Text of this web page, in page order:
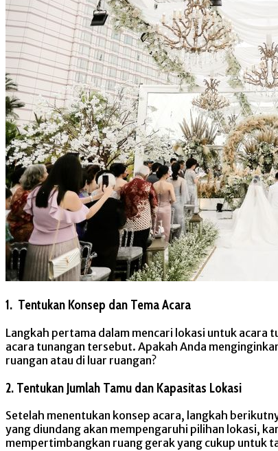
1. Tentukan Konsep dan Tema Acara
Langkah pertama dalam mencari lokasi untuk acara
acara tunangan tersebut. Apakah Anda
ruangan atau di luar ruangan?
2. Tentukan Jumlah Tamu dan Kapasitas Lokasi
Setelah menentukan konsep acara, langkah
yang diundang akan mempengaruhi pilihan lokasi,
mempertimbangkan ruang gerak yang cukup untuk